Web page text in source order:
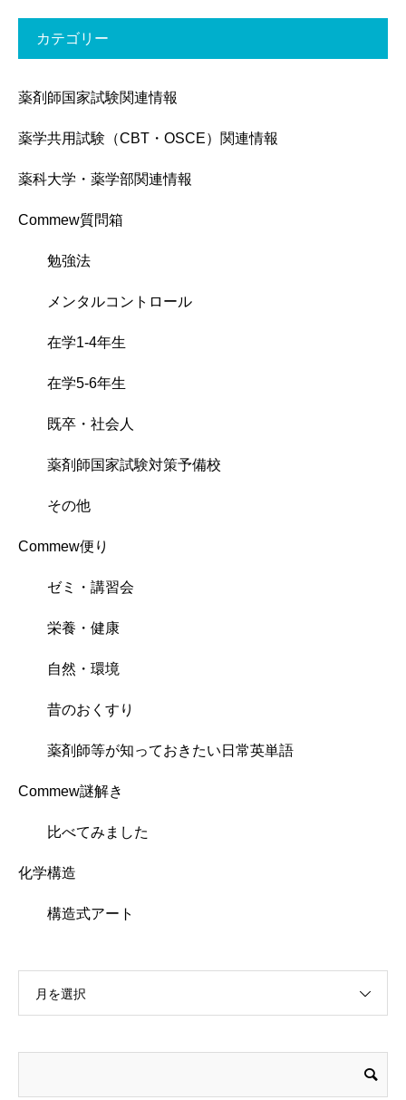
カテゴリー
薬剤師国家試験関連情報
薬学共用試験（CBT・OSCE）関連情報
薬科大学・薬学部関連情報
Commew質問箱
勉強法
メンタルコントロール
在学1-4年生
在学5-6年生
既卒・社会人
薬剤師国家試験対策予備校
その他
Commew便り
ゼミ・講習会
栄養・健康
自然・環境
昔のおくすり
薬剤師等が知っておきたい日常英単語
Commew謎解き
比べてみました
化学構造
構造式アート
月を選択